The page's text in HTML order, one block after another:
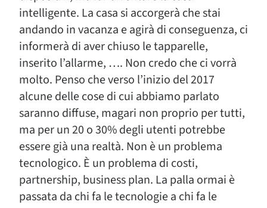
intelligente. La casa si accorgerà che stai
andando in vacanza e agirà di conseguenza, ci
informerà di aver chiuso le tapparelle,
inserito l’allarme, …. Non credo che ci vorrà
molto. Penso che verso l’inizio del 2017
alcune delle cose di cui abbiamo parlato
saranno diffuse, magari non proprio per tutti,
ma per un 20 o 30% degli utenti potrebbe
essere già una realtà. Non è un problema
tecnologico. È un problema di costi,
partnership, business plan. La palla ormai è
passata da chi fa le tecnologie a chi fa le